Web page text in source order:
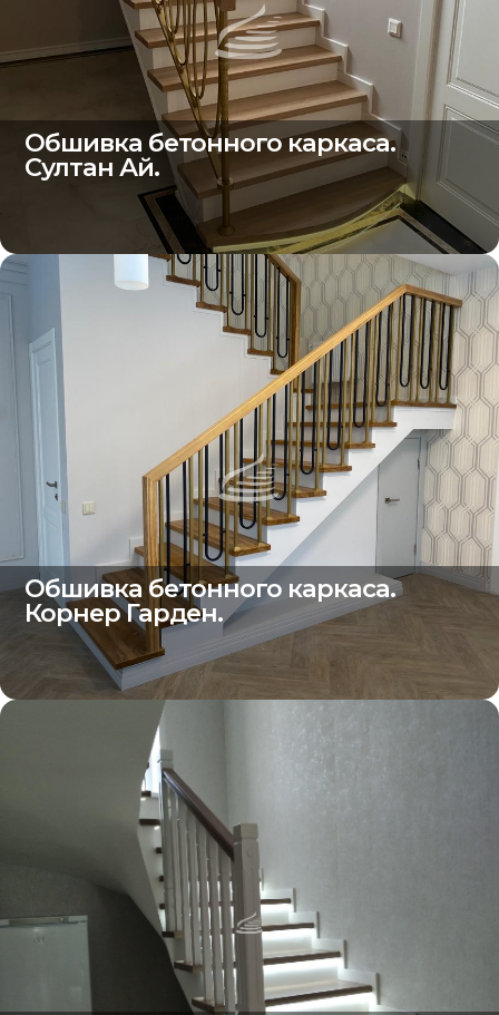
Обшивка бетонного каркаса.
Султан Ай.
Обшивка бетонного каркаса.
Корнер Гарден.